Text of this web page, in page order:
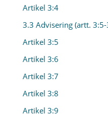
Artikel 3:4
3.3 Advisering (artt. 3:5-
Artikel 3:5
Artikel 3:6
Artikel 3:7
Artikel 3:8
Artikel 3:9